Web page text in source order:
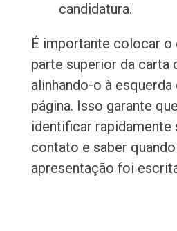
candidatura.
É importante colocar o
parte superior da carta
alinhando-o à
página. Isso garante
identificar rapidamente
contato e saber
apresentação foi